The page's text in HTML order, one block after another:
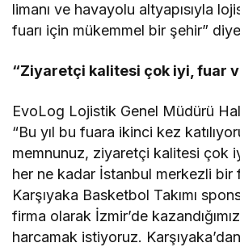
limanı ve havayolu altyapısıyla
fuarı için mükemmel bir şehir”
“Ziyaretçi kalitesi çok iyi, fuar
EvoLog Lojistik Genel Müdürü
“Bu yıl bu fuara ikinci kez
memnunuz, ziyaretçi kalitesi çok
her ne kadar İstanbul merkezli bir
Karşıyaka Basketbol Takımı
firma olarak İzmir’de
harcamak istiyoruz.